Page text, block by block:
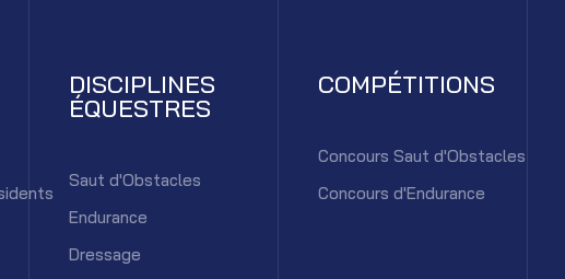
DISCIPLINES
ÉQUESTRES
Saut d'Obstacles
Endurance
Dressage
COMPÉTITIONS
Concours Saut d'Obstacles
Concours d'Endurance